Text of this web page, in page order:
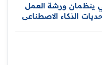
ينظمان ورشة العمل
الذكاء الاصطناعي